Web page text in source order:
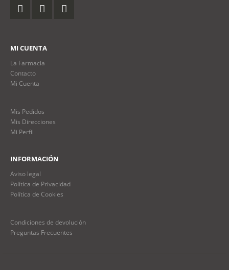
MI CUENTA
La Farmacia
Contacto
Mi Cuenta
Mis Pedidos
Mis Direcciones
Mi Perfil
INFORMACIÓN
Aviso legal
Política de Privacidad
Política de Cookies
Condiciones de devolución
Preguntas Frecuentes